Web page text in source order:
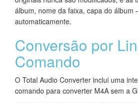
álbum, nome da faixa, capa do
automaticamente.
Conversão por
Comando
O Total Audio Converter inclui uma
comando para converter M4A sem a